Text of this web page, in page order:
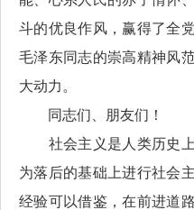
斗的优良作风，赢得了全
毛泽东同志的崇高精神风
大动力。
同志们、朋友们！
社会主义是人类历史上
为落后的基础上进行社会
经验可以借鉴，在前进道